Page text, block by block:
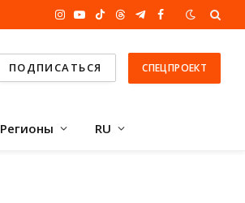
Instagram
YouTube
TikTokThreadsTelegram
Facebook
ПОДПИСАТЬСЯ СПЕЦПРОЕКТ
Регионы RU